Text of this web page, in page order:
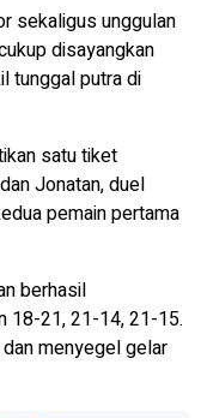
sekaligus unggulan
disayangkan
tunggal putra di
satu tiket
Jonatan, duel
pemain pertama
berhasil
18-21, 21-14, 21-15.
menyegel gelar